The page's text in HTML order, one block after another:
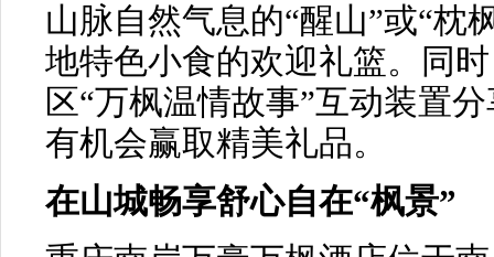
山脉自然气息的“醒山”或“枕
地特色小食的欢迎礼篮。同
区“万枫温情故事”互动装置
有机会赢取精美礼品。
在山城畅享舒心自在“枫景”